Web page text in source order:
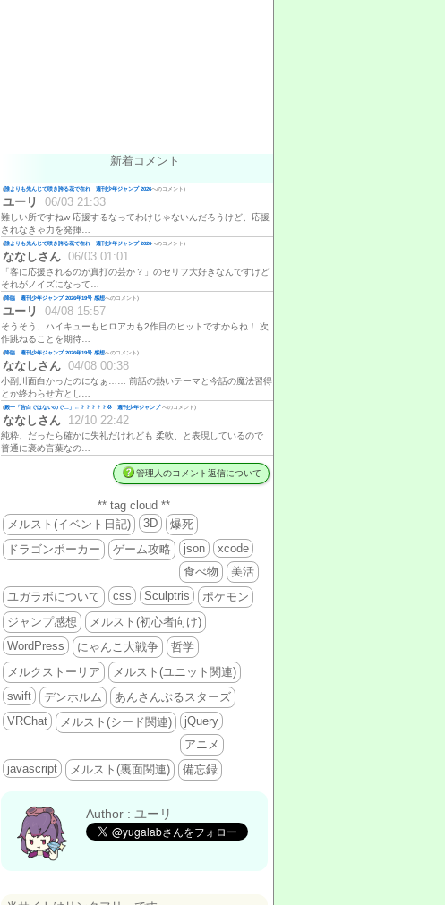
新着コメント
(誰よりも先んじて咲き誇る花で在れ 週刊少年ジャンプ 2026へのコメント)
ユーリ 06/03 21:33
難しい所ですねw 応援するなってわけじゃないんだろうけど、応援
されなきゃ力を発揮…
(誰よりも先んじて咲き誇る花で在れ 週刊少年ジャンプ 2026へのコメント)
ななしさん 06/03 01:01
「客に応援されるのが真打の芸か？」のセリフ大好きなんですけど
それがノイズになって…
(降臨 週刊少年ジャンプ 2026年19号 感想へのコメント)
ユーリ 04/08 15:57
そうそう、ハイキューもヒロアカも2作目のヒットですからね！ 次
作跳ねることを期待…
(降臨 週刊少年ジャンプ 2026年19号 感想へのコメント)
ななしさん 04/08 00:38
小副川面白かったのになぁ…… 前話の熱いテーマと今話の魔法習得
とか終わらせ方とし…
(殿一「告白ではないので…」←？？？？？💢 週刊少年ジャンプへのコメント)
ななしさん 12/10 22:42
純粋、だったら確かに失礼だけれども 柔軟、と表現しているので
普通に褒め言葉なの…
管理人のコメント返信について
** tag cloud **
メルスト(イベント日記)
3D
爆死
ドラゴンポーカー
ゲーム攻略 json
xcode
食べ物
美活
ユガラボについて
css Sculptris
ポケモン
ジャンプ感想
メルスト(初心者向け)
WordPress
にゃんこ大戦争
哲学
メルクストーリア
メルスト(ユニット関連)
swift
デンホルム
あんさんぶるスターズ
VRChat
メルスト(シード関連)
jQuery
アニメ
javascript
メルスト(裏面関連) 備忘録
Author : ユーリ